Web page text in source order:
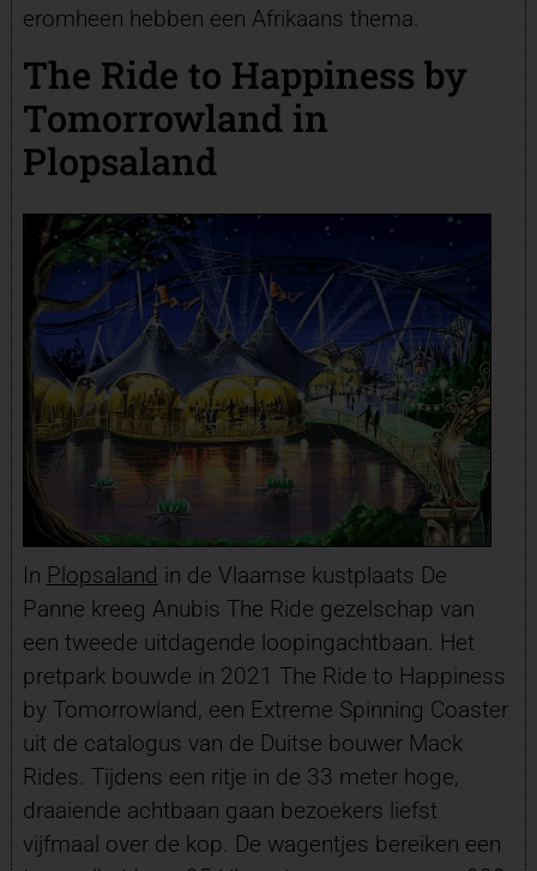
eromheen hebben een Afrikaans thema.
The Ride to Happiness by
Tomorrowland in
Plopsaland
In Plopsaland in de Vlaamse kustplaats De
Panne kreeg Anubis The Ride gezelschap van
een tweede uitdagende loopingachtbaan. Het
pretpark bouwde in 2021 The Ride to Happiness
by Tomorrowland, een Extreme Spinning Coaster
uit de catalogus van de Duitse bouwer Mack
Rides. Tijdens een ritje in de 33 meter hoge,
draaiende achtbaan gaan bezoekers liefst
vijfmaal over de kop. De wagentjes bereiken een